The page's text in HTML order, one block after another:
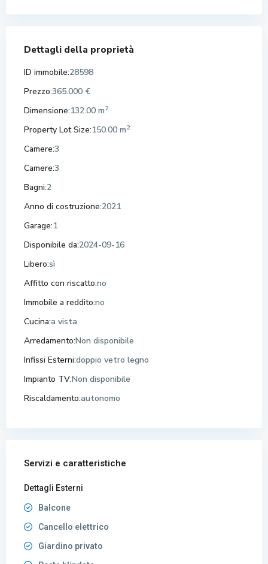
Dettagli della proprietà
ID immobile:28598
Prezzo:365.000 €
Dimensione:132.00 m2
Property Lot Size:150.00 m2
Camere:3
Camere:3
Bagni:2
Anno di costruzione:2021
Garage:1
Disponibile da:2024-09-16
Libero:sì
Affitto con riscatto:no
Immobile a reddito:no
Cucina:a vista
Arredamento:Non disponibile
Infissi Esterni:doppio vetro legno
Impianto TV:Non disponibile
Riscaldamento:autonomo
Servizi e caratteristiche
Dettagli Esterni
Balcone
Cancello elettrico
Giardino privato